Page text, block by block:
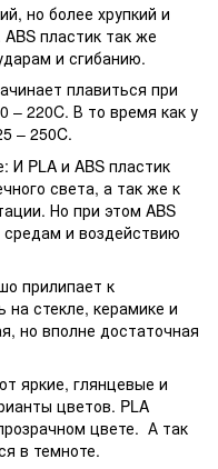
но более хрупкий и
пластик так же
и сгибанию.
плавиться при
– 220C. В то время как у
– 250C.
И PLA и ABS пластик
света, а так же к
Но при этом ABS
средам и воздействию
прилипает к
стекле, керамике и
но вполне достаточная
яркие, глянцевые и
цветов. PLA
цвете. А так
в темноте.